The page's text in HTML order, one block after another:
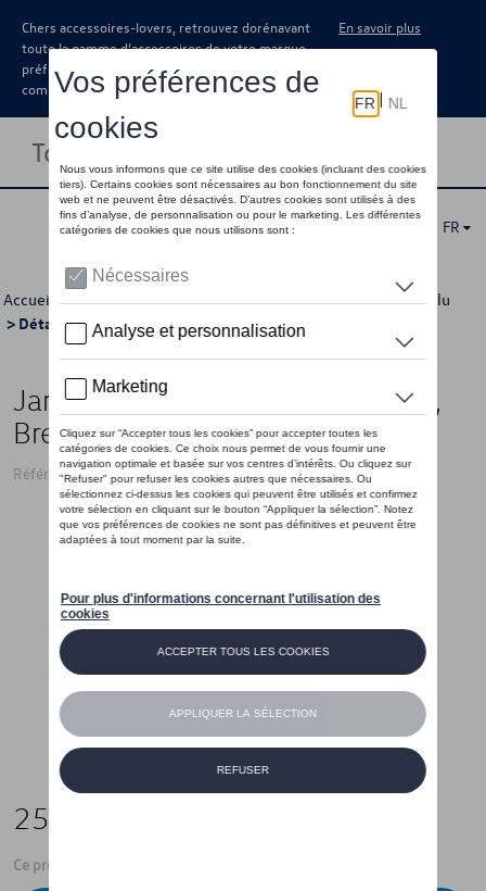
Chers accessoires-lovers, retrouvez dorénavant
toute la gamme d’accessoires de votre marque
préférée sous forme de catalogue à
commander auprès de votre concessionaire.
En savoir plus
Toggle navigation
FR
Accueil >Catalogue Volkswagen >Jantes et roues >Jantes alu
> Détail
Jante en alliage, 6.5J x 16 ET60,
Brest, Argent brillant
Référence: 2N0071496 8Z8
259,00 €
Ce produit n'est actuellement pas de stock